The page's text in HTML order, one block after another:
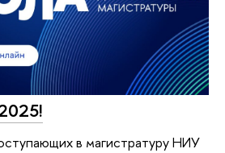
в магистратуру НИУ